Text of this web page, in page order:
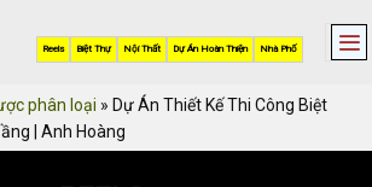
phân loại » Dự Án Thiết Kế Thi Công Biệt
| Anh Hoàng
Nhà Phố
Dự Án Hoàn Thiện
Nội Thất
Biệt Thự
Reels